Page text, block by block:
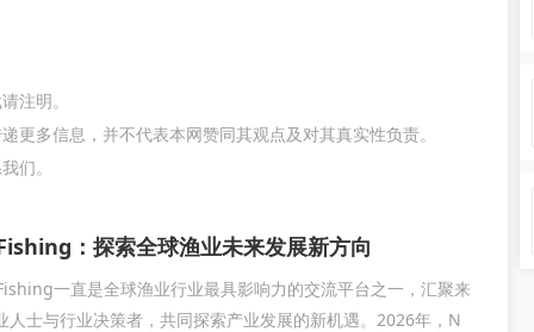
注明。
更多信息，并不代表本网赞同其观点及对其真实性负责。
们。
：探索全球渔业未来发展新方向
一直是全球渔业行业最具影响力的交流平台之一，汇聚来
人士与行业决策者，共同探索产业发展的新机遇。2026年，N